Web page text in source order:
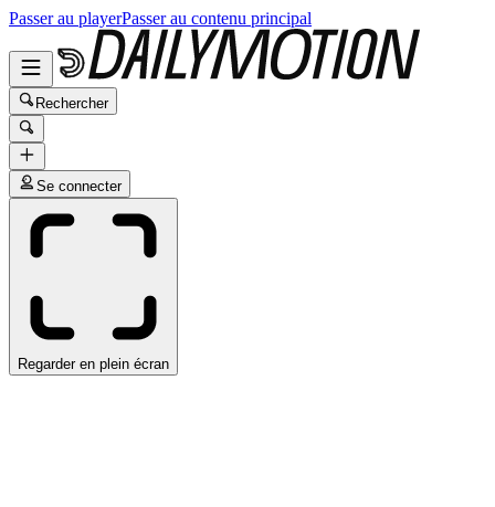
Passer au playerPasser au contenu principal
Rechercher
Se connecter
Regarder en plein écran